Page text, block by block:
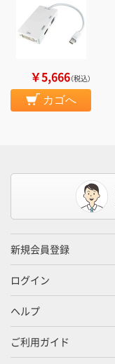
￥5,666（税込）
カゴへ
新規会員登録
ログイン
ヘルプ
ご利用ガイド